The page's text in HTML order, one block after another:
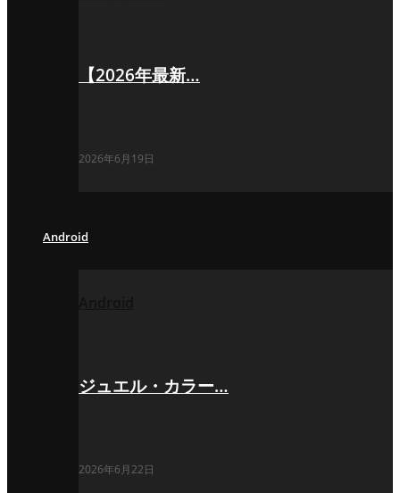
【2026年最新…
2026年6月19日
Android
ジュエル・カラー…
2026年6月22日